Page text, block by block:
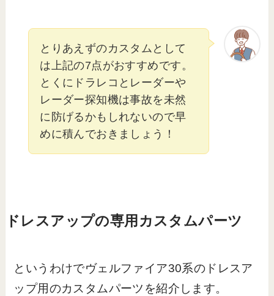
とりあえずのカスタムとして
は上記の7点がおすすめです。
とくにドラレコとレーダーや
レーダー探知機は事故を未然
に防げるかもしれないので早
めに積んでおきましょう！
ドレスアップの専用カスタムパーツ
というわけでヴェルファイア30系のドレスア
ップ用のカスタムパーツを紹介します。